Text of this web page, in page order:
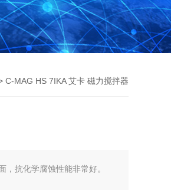
C-MAG HS 7IKA 艾卡 磁力搅拌器
抗化学腐蚀性能非常好。